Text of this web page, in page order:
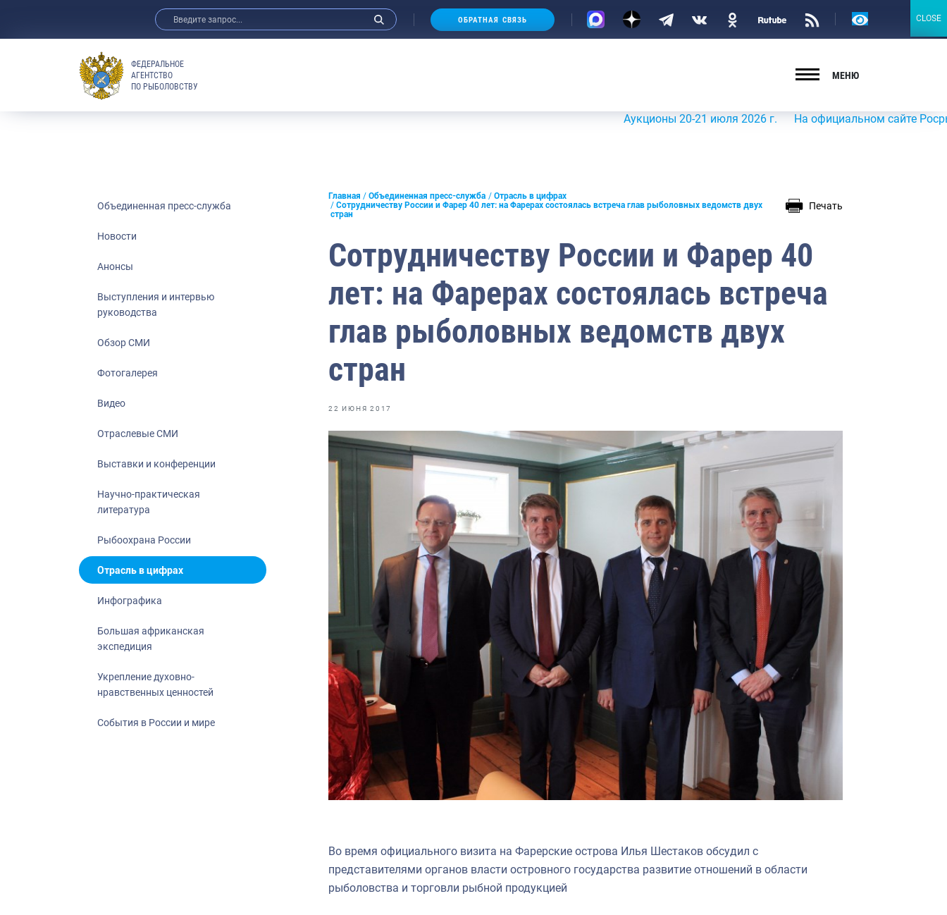
Анонсы
Выставки и конференции
Научно-практическая литература
Рыбоохрана России
Большая африканская экспедиция
Укрепление духовно-нравственных
ОБРАТНАЯ СВЯЗЬ
Версия
ФЕДЕРАЛЬНОЕ
АГЕНТСТВО
ПО РЫБОЛОВСТВУ
МЕНЮ
Аукционы 20-21 июля 2026 г. На официальном сайте
Объединенная пресс-служба
Новости
Анонсы
Выступления и интервью
руководства
Обзор СМИ
Фотогалерея
Видео
Отраслевые СМИ
Выставки и конференции
Научно-практическая
литература
Рыбоохрана России
Отрасль в цифрах
Инфографика
Большая африканская
экспедиция
Укрепление духовно-
нравственных ценностей
События в России и мире
Главная Объединенная пресс-служба
Отрасль в цифрах
Сотрудничеству России и Фарер 40 лет: на Фарерах состоялась встреча глав рыболовных ведомств двух
стран
Печать
Сотрудничеству России и Фарер 40
лет: на Фарерах состоялась встреча
глав рыболовных ведомств двух
стран
22 ИЮНЯ 2017
Во время официального визита на Фарерские острова Илья Шестаков обсудил с
представителями органов власти островного государства развитие отношений в области
рыболовства и торговли рыбной продукцией
CLOSE
CLOSE